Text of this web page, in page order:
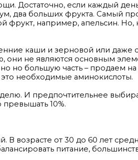
Достаточно, если каждый
два больших фрукта. Самый
фрукт, например, апельсин. Но,
каши и зерновой или даже
они не являются основным
но большую часть – продаем
необходимые аминокислоты.
И предпочтительнее
10%.
В возрасте от 30 до 60 лет
питание,